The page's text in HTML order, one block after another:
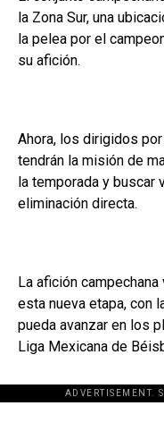
la Zona Sur, una
la pelea por el
su afición.
Ahora, los dirigidos
tendrán la misión de
la temporada y buscar
eliminación directa.
La afición
esta nueva etapa, con
pueda avanzar en los
Liga Mexicana de
ADVERTISEMENT.